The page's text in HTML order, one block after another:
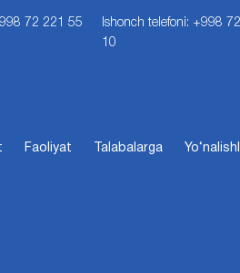
72 221 55
Ishonch telefoni: +998
10
Faoliyat Talabalarga